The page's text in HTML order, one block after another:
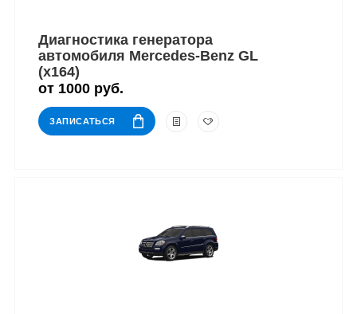
Диагностика генератора
автомобиля Mercedes-Benz GL
(x164)
от 1000 руб.
ЗАПИСАТЬСЯ